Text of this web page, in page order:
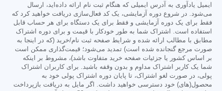
ایمیل یادآوری به آدرس ایمیلی که هنگام ثبت نام ارائه داده‌اید، ارسال
می‌شود. در شروع دوره آزمایشی، یک کد فعال‌سازی دریافت خواهید کرد که
فقط برای یک دوره آزمایشی و فقط برای یک دستگاه برای هر حساب قابل
استفاده است. اشتراک شما به طور خودکار با قیمت و برای دوره اشتراک
مطابق با مطالب ارائه شده و شرایط صفحه ثبت نام/خرید (که در اینجا به
صورت مرجع گنجانده شده است) تمدید می‌شود؛ قیمت‌گذاری ممکن است
بر اساس کشور یا جزئیات صفحه خرید متفاوت باشد)، مشروط بر اینکه
شما یک کاربر اشتراک مداوم و بدون وقفه باشید. برای کاربران اشتراک
پولی، در صورت لغو اشتراک، تا پایان دوره اشتراک پولی خود به
محصول(های) خود دسترسی خواهید داشت. اگر مایل به دریافت بازپرداخت